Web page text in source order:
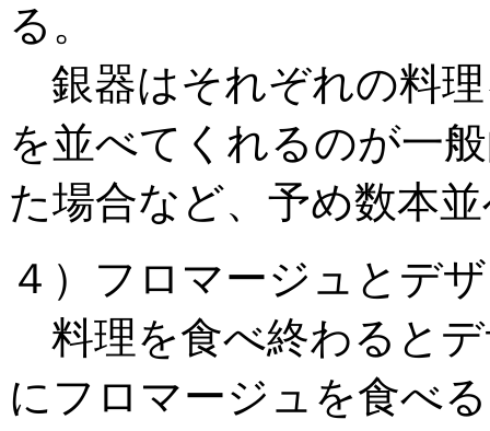
る。
銀器はそれぞれの料
を並べてくれるのが一
た場合など、予め数本
４）フロマージュとデ
料理を食べ終わると
にフロマージュを食べ